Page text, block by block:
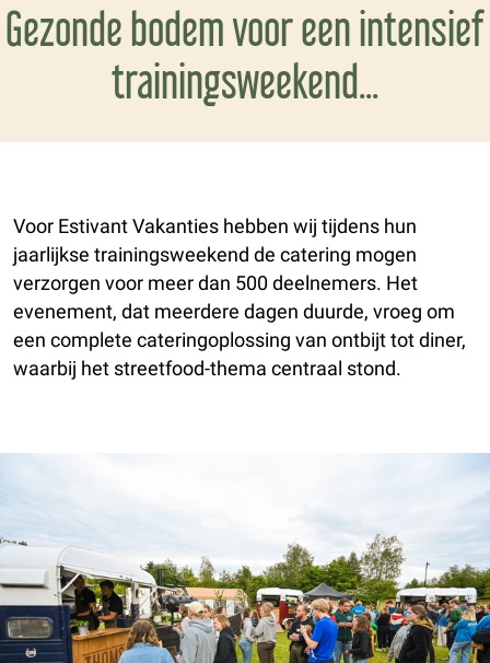
Gezonde bodem voor een intensief
trainingsweekend...
Voor Estivant Vakanties hebben wij tijdens hun
jaarlijkse trainingsweekend de catering mogen
verzorgen voor meer dan 500 deelnemers. Het
evenement, dat meerdere dagen duurde, vroeg om
een complete cateringoplossing van ontbijt tot diner,
waarbij het streetfood-thema centraal stond.